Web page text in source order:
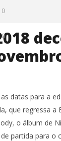
0
0
datas para a
que regressa a
o álbum de
partida para o